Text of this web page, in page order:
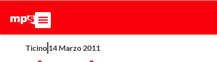
Ticino 14 Marzo 2011